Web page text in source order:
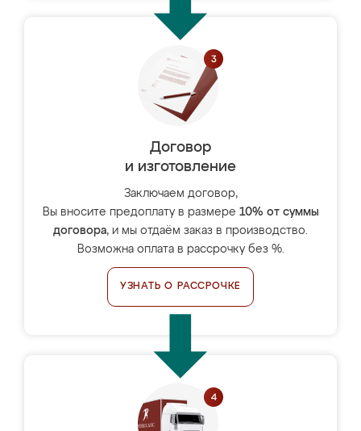
Договор
и изготовление
Заключаем договор,
Вы вносите предоплату в размере 10% от суммы
договора, и мы отдаём заказ в производство.
Возможна оплата в рассрочку без %.
УЗНАТЬ О РАССРОЧКЕ